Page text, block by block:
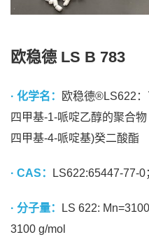
欧稳德 LS B 783
· 化学名：
欧稳德®LS622
四甲基-1-哌啶乙醇的聚合
四甲基-4-哌啶基)癸二酸酯
· CAS： LS622:65447-77-
· 分子量：
LS 622:
3100 g/mol